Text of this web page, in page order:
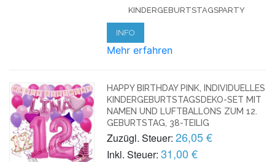
KINDERGEBURTSTAGSPARTY
INFO
Mehr erfahren
HAPPY BIRTHDAY PINK, INDIVIDUELLES
KINDERGEBURTSTAGSDEKO-SET MIT
NAMEN UND LUFTBALLONS ZUM 12.
GEBURTSTAG, 38-TEILIG
Zuzügl. Steuer: 26,05 €
Inkl. Steuer: 31,00 €